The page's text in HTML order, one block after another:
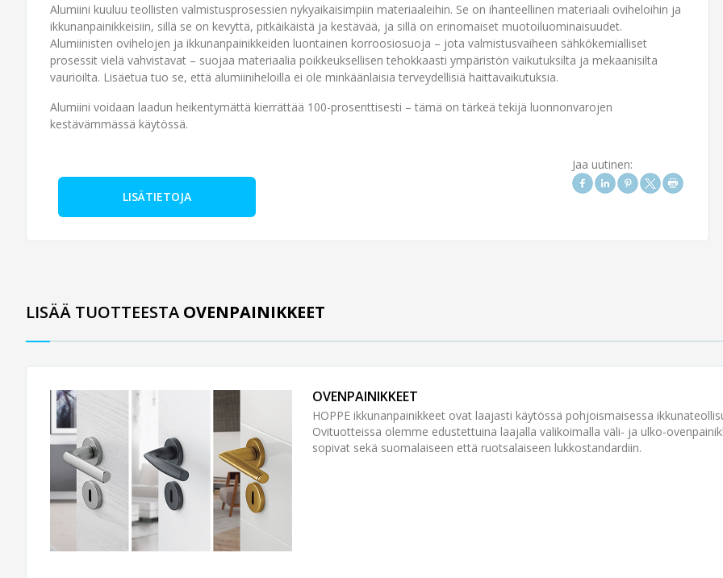
Alumiini kuuluu teollisten valmistusprosessien nykyaikaisimpiin materiaaleihin. Se on ihanteellinen materiaali oviheloihin ja
ikkunanpainikkeisiin, sillä se on kevyttä, pitkäikäistä ja kestävää, ja sillä on erinomaiset muotoiluominaisuudet.
Alumiinisten ovihelojen ja ikkunanpainikkeiden luontainen korroosiosuoja – jota valmistusvaiheen sähkökemialliset
prosessit vielä vahvistavat – suojaa materiaalia poikkeuksellisen tehokkaasti ympäristön vaikutuksilta ja mekaanisilta
vaurioilta. Lisäetua tuo se, että alumiiniheloilla ei ole minkäänlaisia terveydellisiä haittavaikutuksia.
Alumiini voidaan laadun heikentymättä kierrättää 100-prosenttisesti – tämä on tärkeä tekijä luonnonvarojen
kestävämmässä käytössä.
LISÄTIETOJA
Jaa uutinen:
LISÄÄ TUOTTEESTA OVENPAINIKKEET
OVENPAINIKKEET
HOPPE ikkunanpainikkeet ovat laajasti käytössä pohjoismaisessa
Ovituotteissa olemme edustettuina laajalla valikoimalla väli- ja ulko-
sopivat sekä suomalaiseen että ruotsalaiseen lukkostandardiin.